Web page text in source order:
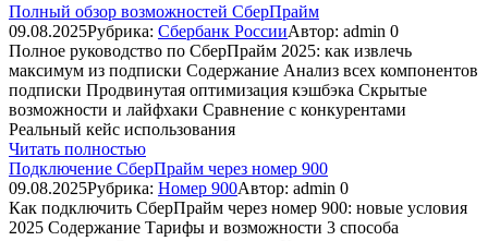
Полный обзор возможностей СберПрайм
09.08.2025Рубрика: Сбербанк РоссииАвтор: admin 0
Полное руководство по СберПрайм 2025: как извлечь
максимум из подписки Содержание Анализ всех компонентов
подписки Продвинутая оптимизация кэшбэка Скрытые
возможности и лайфхаки Сравнение с конкурентами
Реальный кейс использования
Читать полностью
Подключение СберПрайм через номер 900
09.08.2025Рубрика: Номер 900Автор: admin 0
Как подключить СберПрайм через номер 900: новые условия
2025 Содержание Тарифы и возможности 3 способа